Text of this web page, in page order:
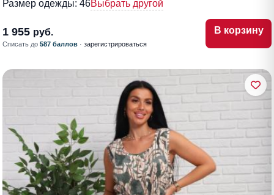
Размер одежды: 46Выбрать другой
1 955 руб.
Списать до 587 баллов · зарегистрироваться
В корзину